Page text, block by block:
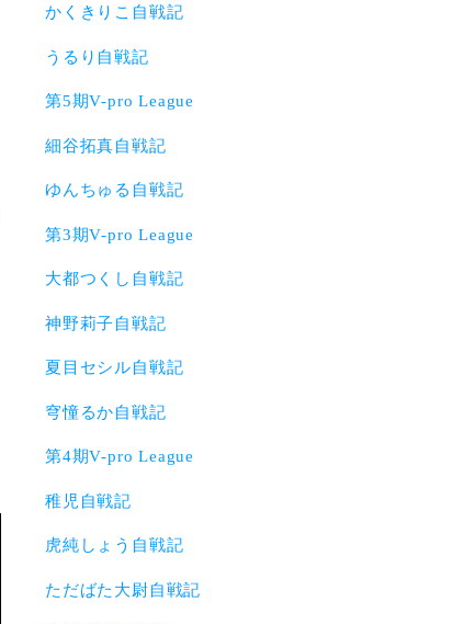
かくきりこ自戦記
うるり自戦記
第5期V-pro League
細谷拓真自戦記
ゆんちゅる自戦記
第3期V-pro League
大都つくし自戦記
神野莉子自戦記
夏目セシル自戦記
穹憧るか自戦記
第4期V-pro League
稚児自戦記
虎純しょう自戦記
ただばた大尉自戦記